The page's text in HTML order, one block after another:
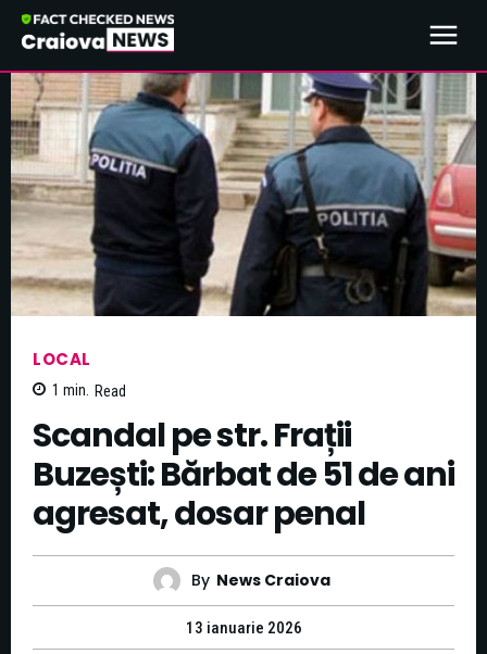
LOCAL
1 min. Read
Scandal pe str. Frații
Buzești: Bărbat de 51 de ani
agresat, dosar penal
By News Craiova
13 ianuarie 2026